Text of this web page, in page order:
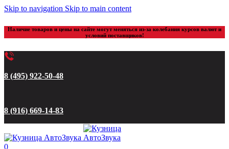
Skip to navigation Skip to main content
Наличие товаров и цены на сайте могут меняться из-за колебания курсов валют и
условий поставщиков!
8 (495) 922-50-48
8 (916) 669-14-83
0